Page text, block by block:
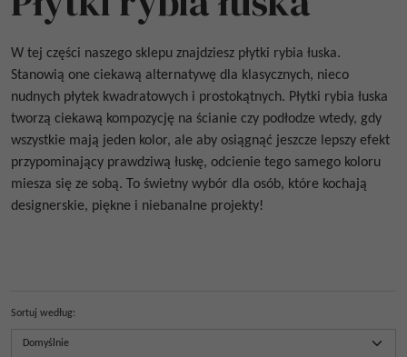
W tej części naszego sklepu znajdziesz płytki rybia łuska.
Stanowią one ciekawą alternatywę dla klasycznych, nieco
nudnych płytek kwadratowych i prostokątnych. Płytki rybia łuska
tworzą ciekawą kompozycję na ścianie czy podłodze wtedy, gdy
wszystkie mają jeden kolor, ale aby osiągnąć jeszcze lepszy efekt
przypominający prawdziwą łuskę, odcienie tego samego koloru
miesza się ze sobą. To świetny wybór dla osób, które kochają
designerskie, piękne i niebanalne projekty!
Sortuj według: